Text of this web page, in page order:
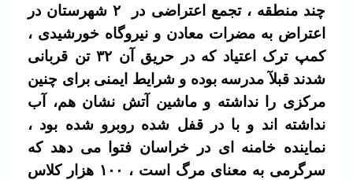
چند منطقه ، تجمع اعتراضی در ۲ شهرستان در
اعتراض به مضرات معادن و نیروگاه خورشیدی ،
کمپ ترک اعتیاد که در حریق آن ۳۲ تن قربانی
شدند قبلآ مدرسه بوده و شرایط ایمنی برای چنین
مرکزی را نداشته و ماشین آتش نشان هم‌، آب
نداشته اند و با در قفل شده روبرو شده بود ،
نماینده خامنه ای در خراسان فتوا می دهد که
سرگرمی به معنای مرگ است ، ۱۰۰ هزار کلاس